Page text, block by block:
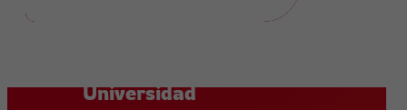
Universidad